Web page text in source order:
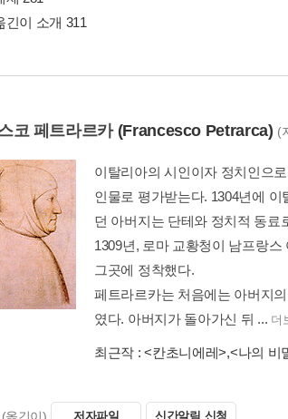
긴이 소개 311
코 페트라르카(Francesco Petrarca) (
이탈리아의 시인이자 정치인으
인물로 평가받는다. 1304년에
던 아버지는 단테와 정치적 동료
1309년, 로마 교황청이 남프랑
그곳에 정착했다.
페트라르카는 처음에는 아버지
였다. 아버지가 돌아가신 뒤 ... 더
최근작 :<칸초니에레>,<나의 비
(옮긴이) 저자파일 신간알림 신청